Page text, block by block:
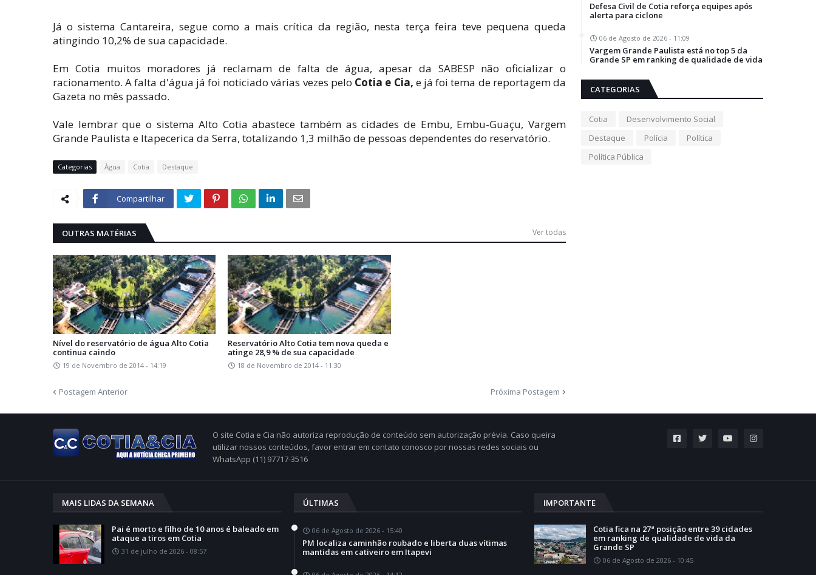
Já o sistema Cantareira, segue como a mais crítica da região, nesta terça feira teve pequena queda
atingindo 10,2% de sua capacidade.
Em Cotia muitos moradores já reclamam de falta de água, apesar da SABESP não oficializar o
racionamento. A falta d'água já foi noticiado várias vezes pelo Cotia e Cia, e já foi tema de reportagem da
Gazeta no mês passado.
Vale lembrar que o sistema Alto Cotia abastece também as cidades de Embu, Embu-Guaçu, Vargem
Grande Paulista e Itapecerica da Serra, totalizando 1,3 milhão de pessoas dependentes do reservatório.
Categorias Àgua Cotia Destaque
Compartilhar
OUTRAS MATÉRIAS Ver todas
Nível do reservatório de água Alto Cotia
continua caindo
19 de Novembro de 2014 - 14:19
Reservatório Alto Cotia tem nova queda e
atinge 28,9 % de sua capacidade
18 de Novembro de 2014 - 11:30
Postagem Anterior Próxima Postagem
Defesa Civil de Cotia reforça equipes após
alerta para ciclone
06 de Agosto de 2026 - 11:09
Vargem Grande Paulista está no top 5 da
Grande SP em ranking de qualidade de vida
CATEGORIAS
Cotia
Desenvolvimento Social
Destaque
Polícia
Política
Política Pública
O site Cotia e Cia não autoriza reprodução de conteúdo sem autorização prévia. Caso queira
utilizar nossos conteúdos, favor entrar em contato conosco por nossas redes sociais ou
WhatsApp (11) 97717-3516
MAIS LIDAS DA SEMANA
Pai é morto e filho de 10 anos é baleado em
ataque a tiros em Cotia
31 de julho de 2026 - 08:57
ÚLTIMAS
06 de Agosto de 2026 - 15:40
PM localiza caminhão roubado e liberta duas vítimas
mantidas em cativeiro em Itapevi
IMPORTANTE
Cotia fica na 27ª posição entre 39 cidades
em ranking de qualidade de vida da
Grande SP
06 de Agosto de 2026 - 10:45